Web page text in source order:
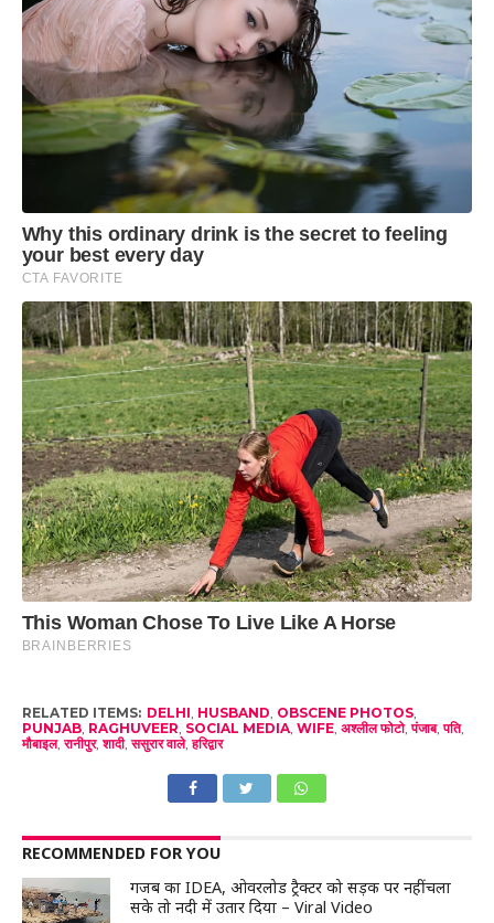
RELATED ITEMS: DELHI, HUSBAND, OBSCENE PHOTOS,
PUNJAB, RAGHUVEER, SOCIAL MEDIA, WIFE, अश्लील फोटो,पंजाब,पति,
मौबाइल,रानीपुर,शादी,ससुरार वाले,हरिद्वार
RECOMMENDED FOR YOU
गजब का IDEA, ओवरलोड ट्रैक्टर को सड़क पर नहीं चला
सके तो नदी में उतार दिया – Viral Video